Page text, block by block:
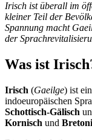
Irisch ist überall im
kleiner Teil der
Spannung macht
der
Was ist
Irisch (Gaeilge) ist
indoeuropäischen
Schottisch-Gälisch
Kornisch und